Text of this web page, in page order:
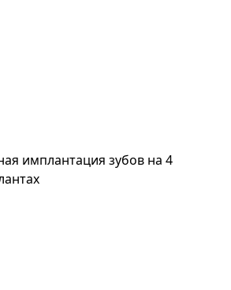
имплантация зубов на 4